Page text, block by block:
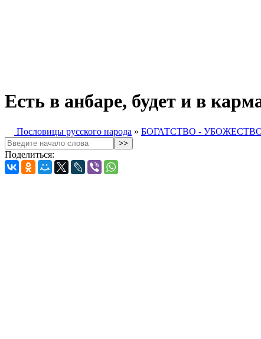
Есть в анбаре, будет и в
Пословицы русского народа » БОГАТСТВО -
Поделиться: